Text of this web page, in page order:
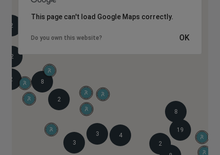
2
4
8
3
2
19
2
8
3
2
2
2
This page can't load Google Maps correctly.
Do you own this website? OK